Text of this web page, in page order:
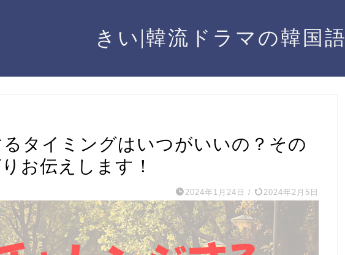
きい|韓流ドラマの韓国語
タイミングはいつがいいの？その
お伝えします！
2024年1月24日 / 2024年2月5日